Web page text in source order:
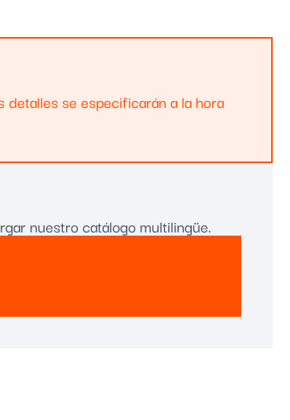
se especificarán a la hora
nuestro catálogo multilingüe.